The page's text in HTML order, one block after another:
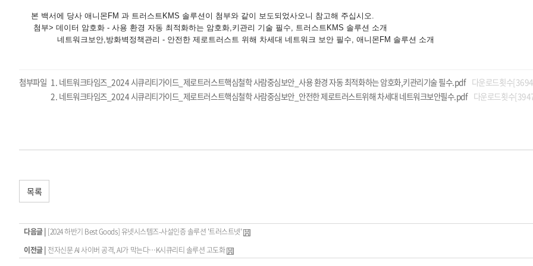
본 백서에 당사 애니몬FM 과 트러스트KMS 솔루션이 첨부와 같이 보도되었사오니 참고해 주십시오.
첨부> 데이터 암호화 - 사용 환경 자동 최적화하는 암호화,키관리 기술 필수, 트러스트KMS 솔루션 소개
네트워크보안,방화벽정책관리 - 안전한 제로트러스트 위해 차세대 네트워크 보안 필수, 애니몬FM 솔루션 소개
첨부파일 네트워크타임즈_2024 시큐리티가이드_제로트러스트핵심철학 사람중심보안_사용 환경 자동 최적화하는 암호화,키관리기술 필수.pdf 다운로드횟수
네트워크타임즈_2024 시큐리티가이드_제로트러스트핵심철학 사람중심보안_안전한 제로트러스트위해 차세대 네트워크보안필수.pdf 다운로드횟수
목록
다음글 | [2024 하반기 Best Goods] 유넷시스템즈-사설인증 솔루션 '트러스트넷'
이전글 | 전자신문 AI 사이버 공격, AI가 막는다…K시큐리티 솔루션 고도화